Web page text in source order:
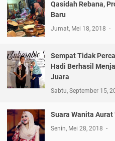
Qasidah Rebana,
Baru
Jumat, Mei 18, 2018
Sempat Tidak
Hadi Berhasil
Juara
Sabtu, September 15,
Suara Wanita Aurat
Senin, Mei 28, 2018